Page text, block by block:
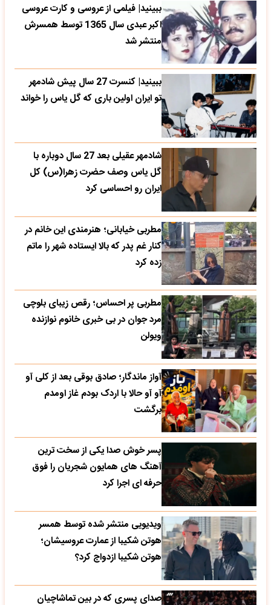
ببینید| فیلمی از عروسی و کارت عروسی
اکبر عبدی سال 1365 توسط همسرش
منتشر شد
ببینید| کنسرت 27 سال پیش شادمهر
تو ایران اولین باری که گل یاس را خواند
شادمهر عقیلی بعد 27 سال دوباره با
گل یاس وصف حضرت زهرا(س) کل
ایران رو احساسی کرد
مطربی خیابانی؛ هنرمندی این خانم در
کنار غم پدر که بالا ایستاده شهر را ماتم
زده کرد
مطربی پر احساس؛ رقص زیبای بلوچی
مرد جوان در بی خبری خانوم نوازنده
ویولن
آواز ماندگار؛ صادق بوقی بعد از کلی آو
آو آو حالا با اردک بودم غاز اومدم
برگشت
پسر خوش صدا یکی از سخت ترین
آهنگ های همایون شجریان را فوق
حرفه ای اجرا کرد
ویدیویی منتشر شده توسط همسر
هوتن شکیبا از عمارت عروسیشان؛
هوتن شکیبا ازدواج کرد؟
صدای پسری که در بین تماشاچیان